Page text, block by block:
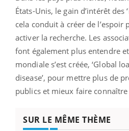
États-Unis, le gain d’intérêt des
cela conduit à créer de l’espoir
activer la recherche. Les
font également plus entendre
mondiale s’est créée, ‘Global
disease’, pour mettre plus de
publics et mieux faire
SUR LE MÊME THÈME